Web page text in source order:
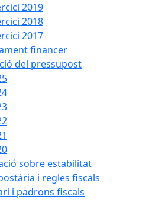
2019
2018
2017
financer
del pressupost
sobre estabilitat
i regles fiscals
i padrons fiscals